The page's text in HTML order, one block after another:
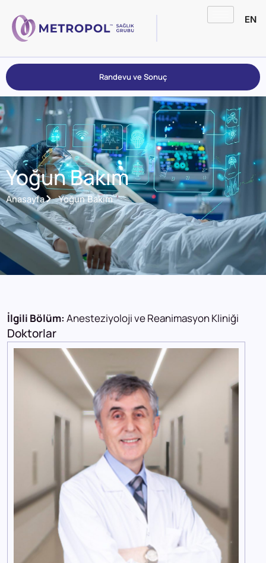
EN
Randevu ve Sonuç
Yoğun Bakım
Anasayfa Yoğun Bakım
İlgili Bölüm: Anesteziyoloji ve Reanimasyon Kliniği
Doktorlar